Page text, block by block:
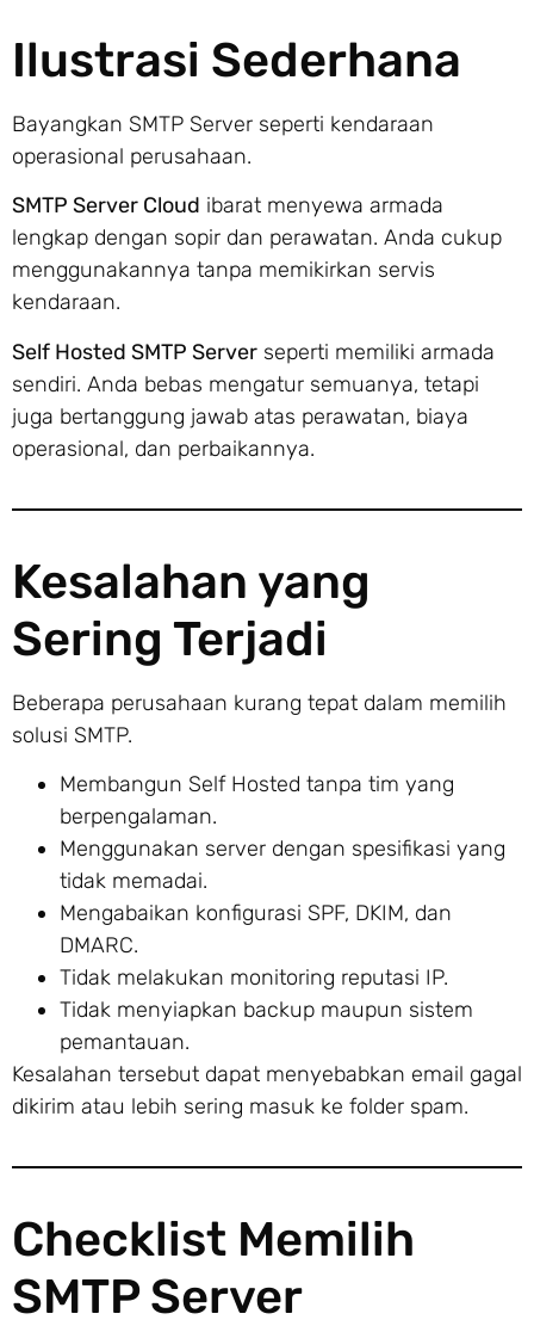
Ilustrasi Sederhana
Bayangkan SMTP Server seperti kendaraan
operasional perusahaan.
SMTP Server Cloud ibarat menyewa armada
lengkap dengan sopir dan perawatan. Anda cukup
menggunakannya tanpa memikirkan servis
kendaraan.
Self Hosted SMTP Server seperti memiliki armada
sendiri. Anda bebas mengatur semuanya, tetapi
juga bertanggung jawab atas perawatan, biaya
operasional, dan perbaikannya.
Kesalahan yang
Sering Terjadi
Beberapa perusahaan kurang tepat dalam memilih
solusi SMTP.
Membangun Self Hosted tanpa tim yang
berpengalaman.
Menggunakan server dengan spesifikasi yang
tidak memadai.
Mengabaikan konfigurasi SPF, DKIM, dan
DMARC.
Tidak melakukan monitoring reputasi IP.
Tidak menyiapkan backup maupun sistem
pemantauan.
Kesalahan tersebut dapat menyebabkan email gagal
dikirim atau lebih sering masuk ke folder spam.
Checklist Memilih
SMTP Server